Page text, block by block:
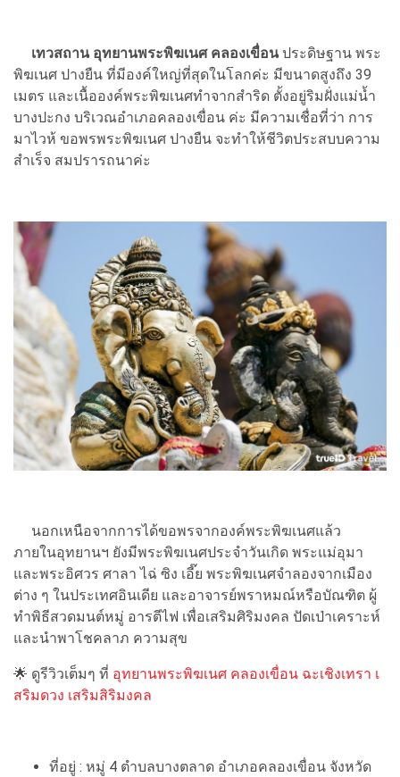
เทวสถาน อุทยานพระพิฆเนศ คลองเขื่อนประดิษฐาน พระ
พิฆเนศ ปางยืน ที่มีองค์ใหญ่ที่สุดในโลกค่ะ มีขนาดสูงถึง 39
เมตร และเนื้อองค์พระพิฆเนศทำจากสำริด ตั้งอยู่ริมฝั่งแม่น้ำ
บางปะกง บริเวณอำเภอคลองเขื่อน ค่ะ มีความเชื่อที่ว่า การ
มาไวห้ ขอพรพระพิฆเนศ ปางยืน จะทำให้ชีวิตประสบบความ
สำเร็จ สมปรารถนาค่ะ
นอกเหนือจากการได้ขอพรจากองค์พระพิฆเนศแล้ว
ภายในอุทยานฯ ยังมีพระพิฆเนศประจำวันเกิด พระแม่อุมา
และพระอิศวร ศาลา ไฉ่ ซิง เอี๊ย พระพิฆเนศจำลองจากเมือง
ต่าง ๆ ในประเทศอินเดีย และอาจารย์พราหมณ์หรือบัณฑิต ผู้
ทำพิธีสวดมนต์หมู่ อารตีไฟ เพื่อเสริมศิริมงคล ปัดเป่าเคราะห์
และนำพาโชคลาภ ความสุข
🌟 ดูรีวิวเต็มๆ ที่ อุทยานพระพิฆเนศ คลองเขื่อน ฉะเชิงเทรา เ
สริมดวง เสริมสิริมงคล
ที่อยู่ : หมู่ 4 ตำบลบางตลาด อำเภอคลองเขื่อน จังหวัด